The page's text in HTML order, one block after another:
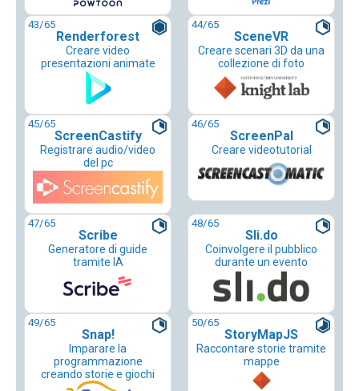
43/65
Renderforest
Creare video
presentazioni animate
44/65
SceneVR
Creare scenari 3D da una
collezione di foto
45/65
ScreenCastify
Registrare audio/video
del pc
46/65
ScreenPal
Creare videotutorial
47/65
Scribe
Generatore di guide
tramite IA
48/65
Sli.do
Coinvolgere il pubblico
durante un evento
49/65
Snap!
Imparare la
programmazione
creando storie e giochi
50/65
StoryMapJS
Raccontare storie tramite
mappe